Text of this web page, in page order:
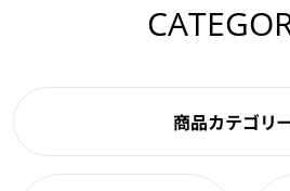
商品カテゴリ